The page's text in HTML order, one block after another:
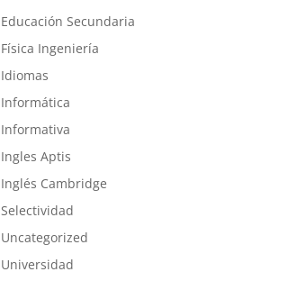
Educación Secundaria
Física Ingeniería
Idiomas
Informática
Informativa
Ingles Aptis
Inglés Cambridge
Selectividad
Uncategorized
Universidad